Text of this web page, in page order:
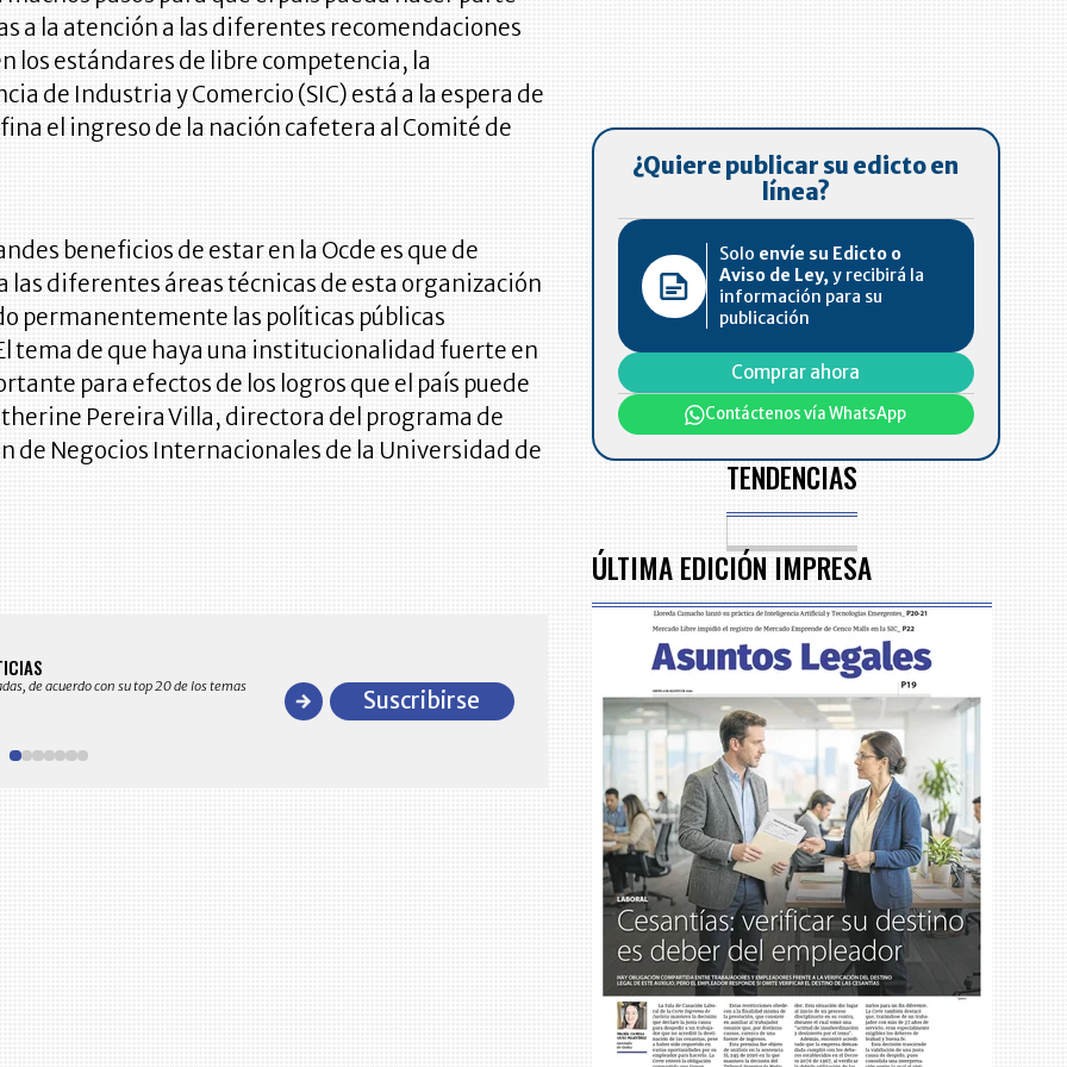
a la atención a las diferentes recomendaciones
los estándares de libre competencia, la
de Industria y Comercio (SIC) está a la espera de
el ingreso de la nación cafetera al Comité de
beneficios de estar en la Ocde es que de
las diferentes áreas técnicas de esta organización
permanentemente las políticas públicas
tema de que haya una institucionalidad fuerte en
para efectos de los logros que el país puede
Pereira Villa, directora del programa de
de Negocios Internacionales de la Universidad de
¿Quiere publicar su edicto en
línea?
Solo envíe su Edicto o
Aviso de Ley, y recibirá la
información para su
publicación
Comprar ahora
Contáctenos vía WhatsApp
TENDENCIAS
ÚLTIMA EDICIÓN IMPRESA
de acuerdo con su top 20 de los temas
comportamiento general y detallado de las 10.000 primeras empresas
en ventas en Colombia
CENTRO DE CONVENCIONES
Reviva en primera fila todos los foros y cátedras LR. Espacios de
conocimiento alrededor de los temas económicos, empresariales y
financieros que permiten el posicionamiento y desarrollo de los
negocios en el país.
Suscribirse